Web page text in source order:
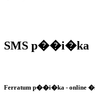
SMS p��i�ka
Ferratum p��i�ka - online